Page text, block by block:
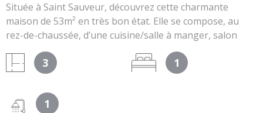
Située à Saint Sauveur, découvrez cette charmante
maison de 53m² en très bon état. Elle se compose, au
rez-de-chaussée, d’une cuisine/salle à manger, salon
avec cheminée et salle d’eau avec WC. Puis, à l’étage,
d’une chambre spacieuse. Le plus : Vous bénéficierez
d’une cour fermée. Les informations sur les risques
auxquels ce bien est exposé sont disponibles sur le site
Géorisques : www.géorisques.gouv.fr.
3 1
1